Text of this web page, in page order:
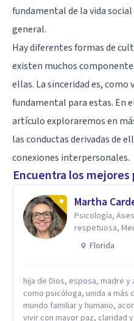
fundamental de la vida
general.
Hay diferentes formas de
existen muchos
ellas. La sinceridad es,
fundamental para estas. En
artículo exploraremos en
las conductas derivadas de
conexiones interpersonales.
Encuentra los
Martha
Psicología,
respetuosa,
Florida
hija de Dios, esposa, madre y
como psicóloga, unida a más
mundo familiar y humano,
vivir con mayor paz, claridad